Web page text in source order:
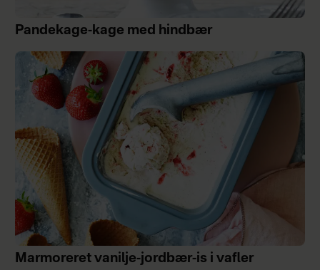
Pandekage-kage med hindbær
Marmoreret vanilje-jordbær-is i vafler